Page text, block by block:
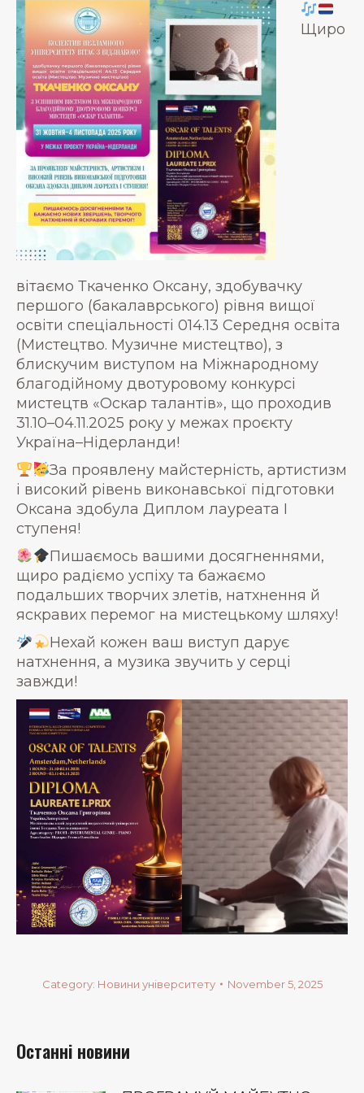
Щиро
вітаємо Ткаченко Оксану, здобувачку
першого (бакалаврського) рівня вищої
освіти спеціальності 014.13 Середня освіта
(Мистецтво. Музичне мистецтво), з
блискучим виступом на Міжнародному
благодійному двотуровому конкурсі
мистецтв «Оскар талантів», що проходив
31.10–04.11.2025 року у межах проєкту
Україна–Нідерланди!
За проявлену майстерність, артистизм
і високий рівень виконавської підготовки
Оксана здобула Диплом лауреата І
ступеня!
Пишаємось вашими досягненнями,
щиро радіємо успіху та бажаємо
подальших творчих злетів, натхнення й
яскравих перемог на мистецькому шляху!
Нехай кожен ваш виступ дарує
натхнення, а музика звучить у серці
завжди!
Category: Новини університету November 5, 2025
Останні новини